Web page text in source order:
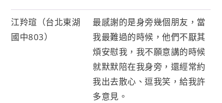
江羚瑄（台北東湖
國中803）
最感謝的是身旁幾個朋友，當
我最難過的時候，他們不厭其
煩安慰我，我不願意講的時候
就默默陪在我身旁，還經常約
我出去散心、逗我笑，給我許
多意見。